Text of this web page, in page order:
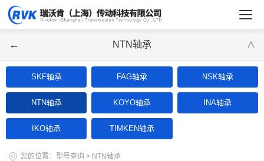
← NTN轴承 ∨
SKF轴承 FAG轴承 NSK轴承
NTN轴承 KOYO轴承 INA轴承
IKO轴承 TIMKEN轴承
您的位置： 型号查询 > NTN轴承